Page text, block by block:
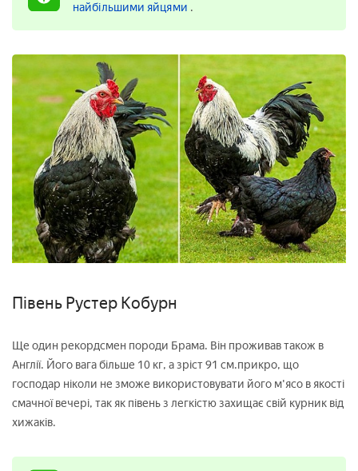
найбільшими яйцями .
Півень Рустер Кобурн
Ще один рекордсмен породи Брама. Він проживав також в
Англії. Його вага більше 10 кг, а зріст 91 см.прикро, що
господар ніколи не зможе використовувати його м'ясо в якості
смачної вечері, так як півень з легкістю захищає свій курник від
хижаків.